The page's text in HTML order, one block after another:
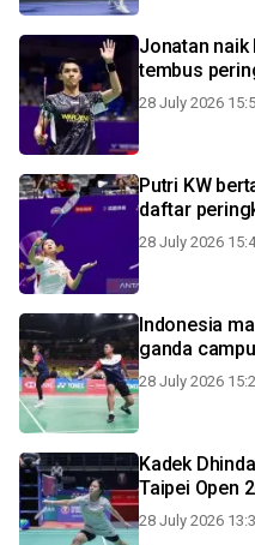
Jonatan naik
tembus
28 July 2026
Putri KW
daftar
28 July 2026
Indonesia
ganda
28 July 2026
Kadek
Taipei Open
28 July 2026